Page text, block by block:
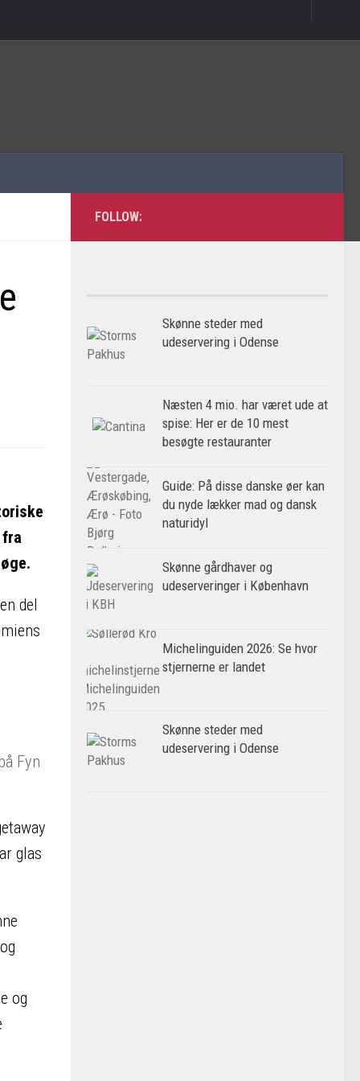
del
glas
og
FOLLOW:
Skønne steder med
udeservering i Odense
Næsten 4 mio. har været ude at
spise: Her er de 10 mest
besøgte restauranter
Guide: På disse danske øer kan
du nyde lækker mad og dansk
naturidyl
Skønne gårdhaver og
udeserveringer i København
Michelinguiden 2026: Se hvor
stjernerne er landet
Skønne steder med
udeservering i Odense